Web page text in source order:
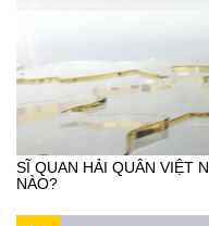
SĨ QUAN HẢI QUÂN VIỆT
NÀO?